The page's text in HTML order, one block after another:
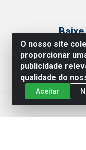
O nosso site
proporcionar
publicidade
qualidade do
Aceitar